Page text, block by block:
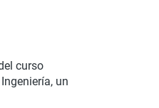
curso
un